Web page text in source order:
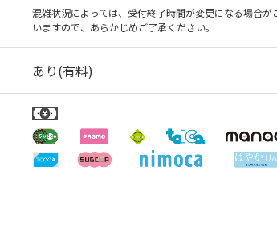
混雑状況によっては、受付終了時間が変更になる場合が
いますので、あらかじめご了承ください。
あり(有料)